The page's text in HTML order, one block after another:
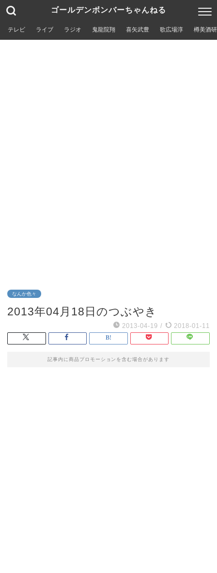
ゴールデンボンバーちゃんねる
テレビ ライブ ラジオ 鬼龍院翔 喜矢武豊 歌広場淳 樽美酒
なんか色々
2013年04月18日のつぶやき
2013-04-19 / 2018-01-11
記事内に商品プロモーションを含む場合があります